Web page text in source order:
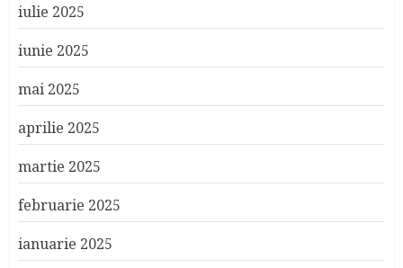
iulie 2025
iunie 2025
mai 2025
aprilie 2025
martie 2025
februarie 2025
ianuarie 2025